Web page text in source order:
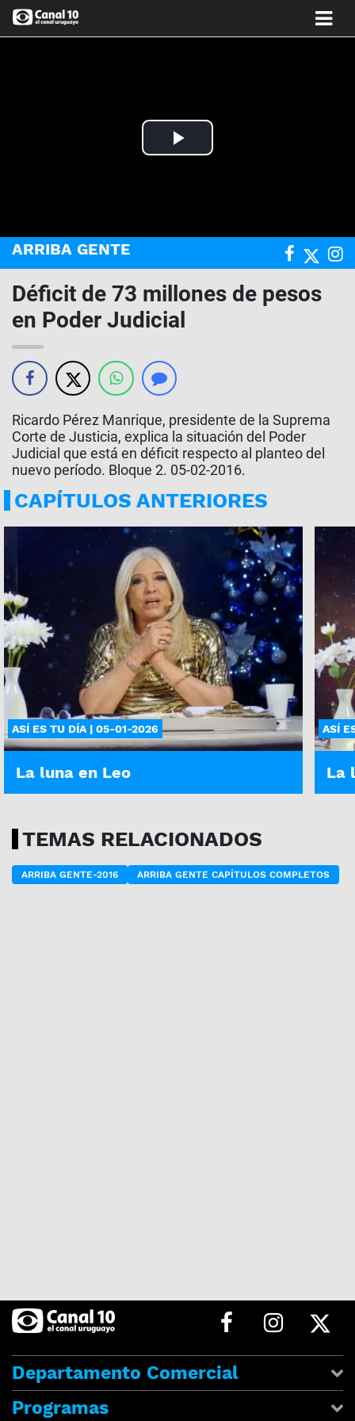
Play
ARRIBA GENTE
Déficit de 73 millones de pesos
en Poder Judicial
Ricardo Pérez Manrique, presidente de la Suprema
Corte de Justicia, explica la situación del Poder
Judicial que está en déficit respecto al planteo del
nuevo período. Bloque 2. 05-02-2016.
CAPÍTULOS ANTERIORES
ASÍ ES TU DÍA | 05-01-2026
La luna en Leo
ASÍ
La
TEMAS RELACIONADOS
ARRIBA GENTE-2016 ARRIBA GENTE CAPÍTULOS COMPLETOS
Departamento Comercial
Programas